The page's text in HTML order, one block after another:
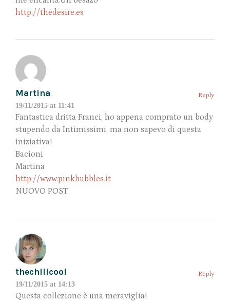
http://thedesire.es
Martina
19/11/2015 at 11:41
Reply
Fantastica dritta Franci, ho appena comprato un body
stupendo da Intimissimi, ma non sapevo di questa
iniziativa!
Bacioni
Martina
http://www.pinkbubbles.it
NUOVO POST
thechilicool
19/11/2015 at 14:13
Reply
Questa collezione è una meraviglia!